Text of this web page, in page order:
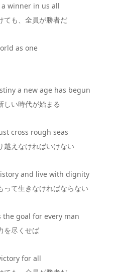
winner in us all
ても、全員が勝者だ
as one
a new age has begun
しい時代が始まる
cross rough seas
越えなければいけない
and live with dignity
って生きなければならない
the goal for every man
を尽くせば
for all